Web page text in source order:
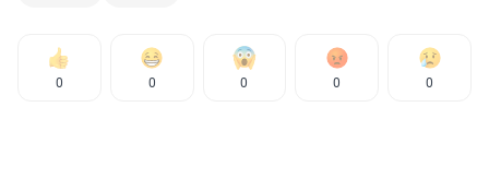
0 0 0 0 0